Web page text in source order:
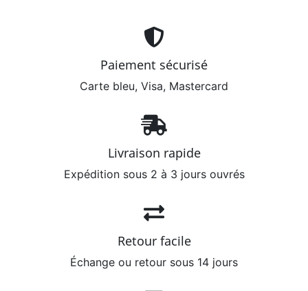
Paiement sécurisé
Carte bleu, Visa, Mastercard
Livraison rapide
Expédition sous 2 à 3 jours ouvrés
Retour facile
Échange ou retour sous 14 jours